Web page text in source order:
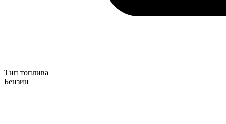
Тип топлива
Бензин